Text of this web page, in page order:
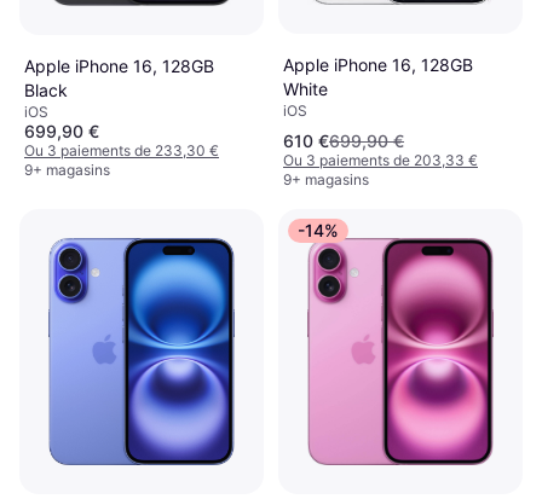
Apple iPhone 16, 128GB
Black
iOS
699,90 €
Ou 3 paiements de 233,30 €
9+ magasins
Apple iPhone 16, 128GB
White
iOS
610 €699,90 €
Ou 3 paiements de 203,33 €
9+ magasins
-14%